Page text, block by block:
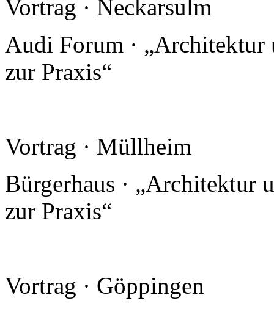
Vortrag · Neckarsulm
Audi Forum ·
zur Praxis“
Vortrag · Müllheim
Bürgerhaus ·
zur Praxis“
Vortrag · Göppingen